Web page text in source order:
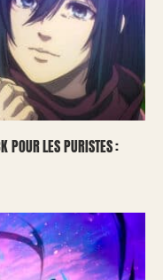
POUR LES PURISTES :